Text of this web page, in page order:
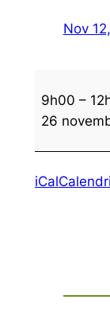
Nov
9h00 –
26
iCal